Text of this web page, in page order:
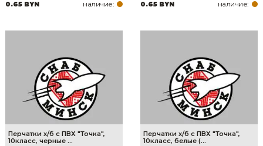
0.65 BYN наличие: 0.65 BYN наличие:
Перчатки х/б с ПВХ "Точка",
10класс, черные ...
Перчатки х/б с ПВХ "Точка",
10класс, белые (...